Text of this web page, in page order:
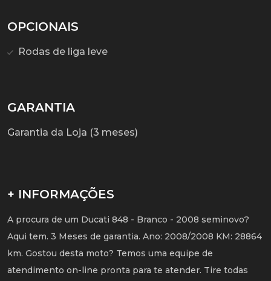
OPCIONAIS
Rodas de liga leve
GARANTIA
Garantia da Loja (3 meses)
+ INFORMAÇÕES
A procura de um Ducati 848 - Branco - 2008 seminovo?
Aqui tem. 3 Meses de garantia. Ano: 2008/2008 KM: 28864
km. Gostou desta moto? Temos uma equipe de
atendimento on-line pronta para te atender. Tire todas